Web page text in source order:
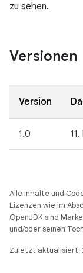
zu sehen.
Versionen
Version
1.0
Alle Inhalte und
Lizenzen wie im
OpenJDK sind
und/oder seinen
Zuletzt aktualisiert: